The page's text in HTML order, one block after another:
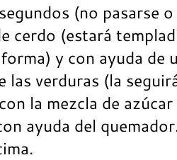
(no pasarse
cerdo (estará
y con ayuda de
las verduras (la
la mezcla de
ayuda del